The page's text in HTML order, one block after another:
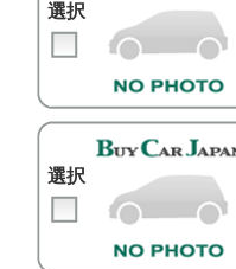
選択
選択